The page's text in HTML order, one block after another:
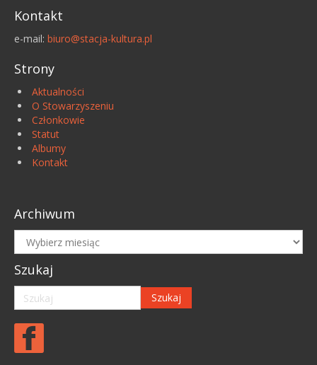
Kontakt
e-mail: biuro@stacja-kultura.pl
Strony
Aktualności
O Stowarzyszeniu
Członkowie
Statut
Albumy
Kontakt
Archiwum
Archiwum
Szukaj